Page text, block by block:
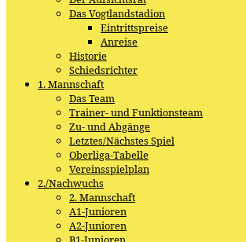
Das Vogtlandstadion
Eintrittspreise
Anreise
Historie
Schiedsrichter
1. Mannschaft
Das Team
Trainer- und Funktionsteam
Zu- und Abgänge
Letztes/Nächstes Spiel
Oberliga-Tabelle
Vereinsspielplan
2./Nachwuchs
2. Mannschaft
A1-Junioren
A2-Junioren